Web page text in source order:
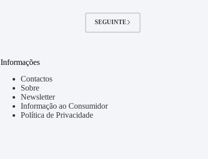
SEGUINTE
Informações
Contactos
Sobre
Newsletter
Informação ao Consumidor
Política de Privacidade